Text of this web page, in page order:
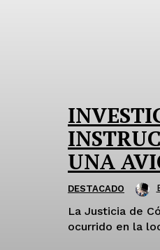
UNA
DESTACADO
La Justicia de
ocurrido en la